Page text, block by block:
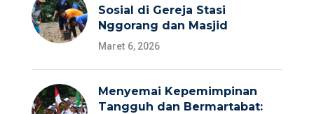
Sosial di Gereja Stasi
Nggorang dan Masjid
Maret 6, 2026
Menyemai Kepemimpinan
Tangguh dan Bermartabat: